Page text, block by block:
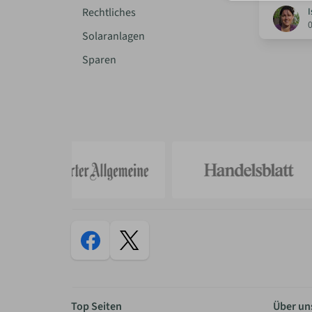
Rechtliches
Solaranlagen
Sparen
Top Seiten Über